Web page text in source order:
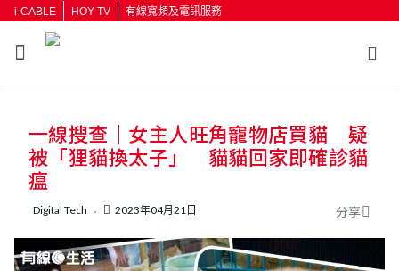
i-CABLE HOY TV 有線寬頻及電訊服務
按輸入鍵開始搜尋
一線搜查｜女主人旺角寵物店買貓 疑
被「狸貓換太子」 貓貓回家即確診貓
瘟
Digital Tech 2023年04月21日 分享